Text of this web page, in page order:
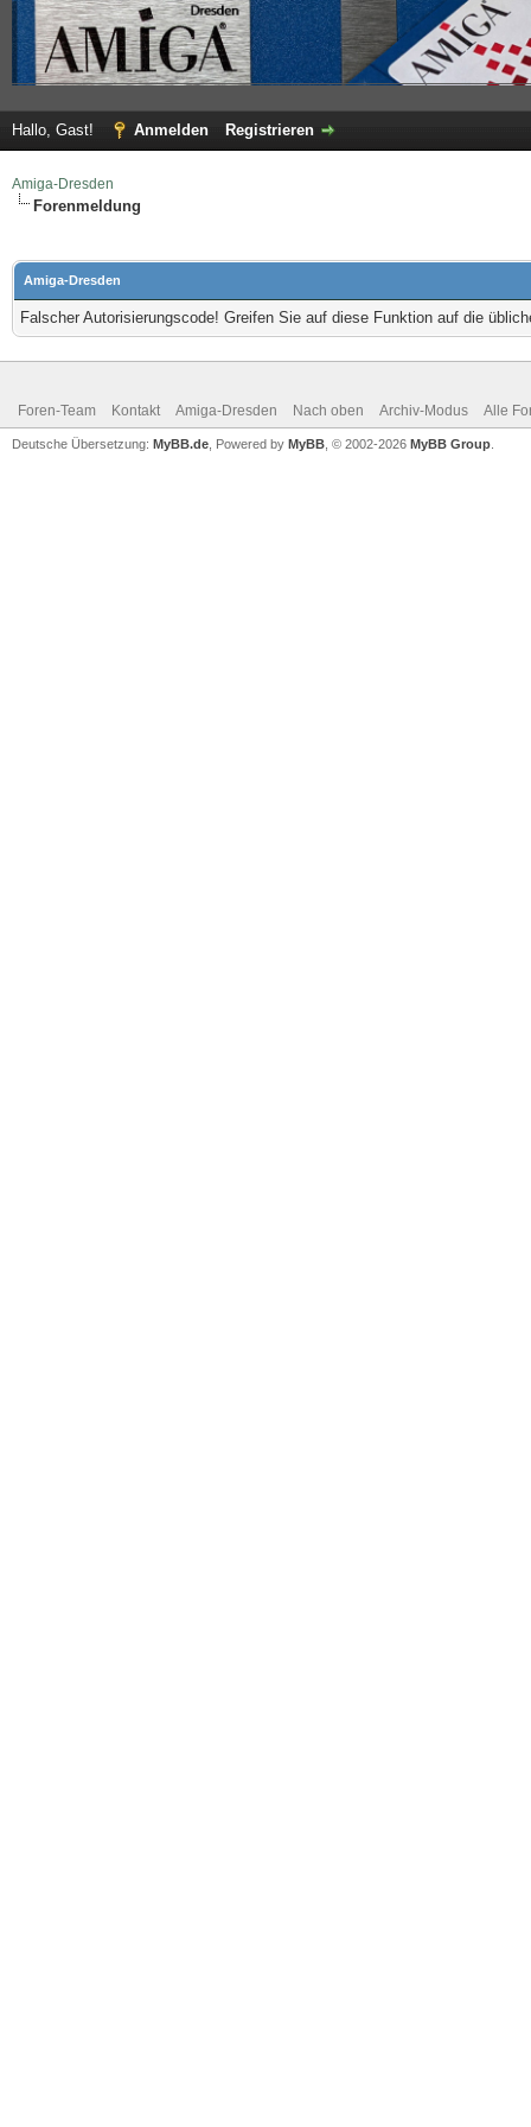
Hallo, Gast! Anmelden Registrieren
Amiga-Dresden
Forenmeldung
Amiga-Dresden
Falscher Autorisierungscode! Greifen Sie auf diese Funktion auf die
Foren-Team Kontakt Amiga-Dresden Nach oben Archiv-Modus Alle
Deutsche Übersetzung: MyBB.de , Powered by MyBB , © 2002-2026 MyBB Group